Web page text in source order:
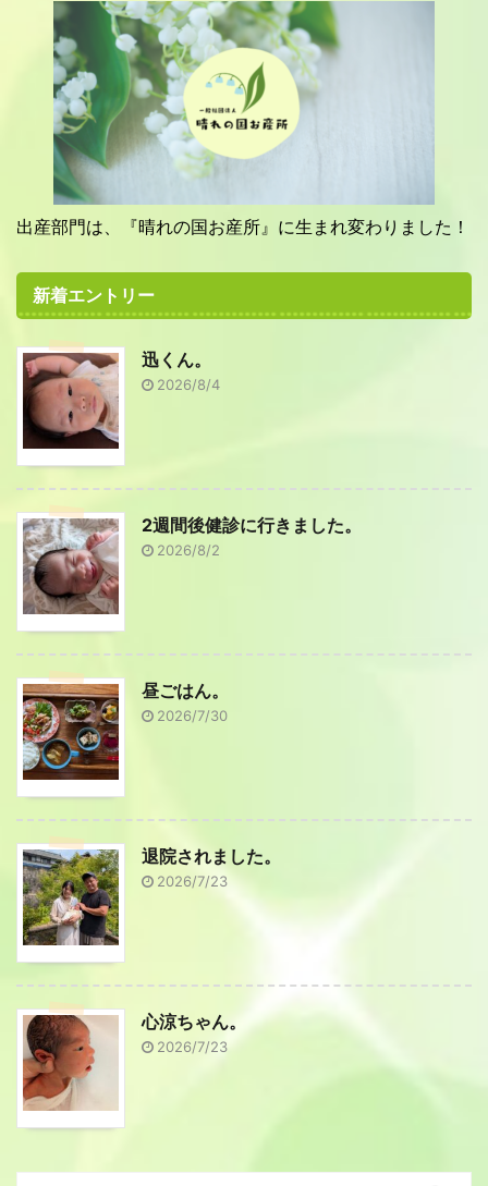
出産部門は、『晴れの国お産所』に生まれ変わりました！
新着エントリー
迅くん。
2026/8/4
2週間後健診に行きました。
2026/8/2
昼ごはん。
2026/7/30
退院されました。
2026/7/23
心涼ちゃん。
2026/7/23